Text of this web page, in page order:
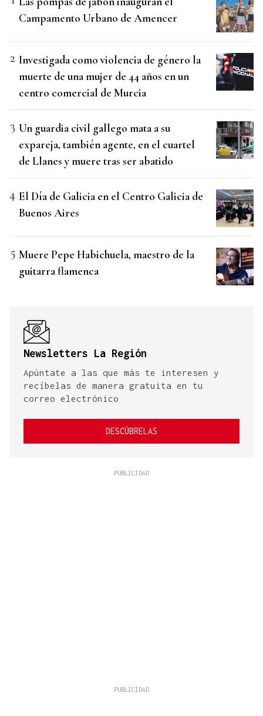
Campamento Urbano de Amencer
Investigada como violencia de género la
muerte de una mujer de 44 años en un
centro comercial de Murcia
Un guardia civil gallego mata a su
expareja, también agente, en el cuartel
de Llanes y muere tras ser abatido
El Día de Galicia en el Centro Galicia de
Buenos Aires
Muere Pepe Habichuela, maestro de la
guitarra flamenca
Newsletters La Región
Apúntate a las que más te interesen y
recíbelas de manera gratuita en tu
correo electrónico
DESCÚBRELAS